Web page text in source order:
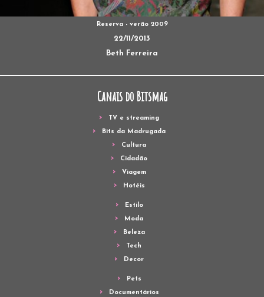
Reserva - verão 2009
22/11/2013
Beth Ferreira
Canais do Bitsmag
TV e streaming
Bits da Madrugada
Cultura
Cidadão
Viagem
Hotéis
Estilo
Moda
Beleza
Tech
Decor
Pets
Documentários